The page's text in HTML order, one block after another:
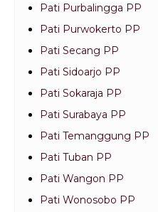
Pati Purbalingga PP
Pati Purwokerto PP
Pati Secang PP
Pati Sidoarjo PP
Pati Sokaraja PP
Pati Surabaya PP
Pati Temanggung PP
Pati Tuban PP
Pati Wangon PP
Pati Wonosobo PP